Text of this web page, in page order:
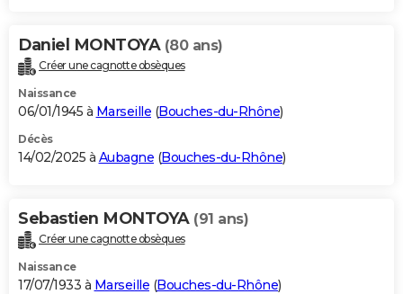
Daniel MONTOYA (80 ans)
Créer une cagnotte obsèques
Naissance
06/01/1945 à Marseille (Bouches-du-Rhône)
Décès
14/02/2025 à Aubagne (Bouches-du-Rhône)
Sebastien MONTOYA (91 ans)
Créer une cagnotte obsèques
Naissance
17/07/1933 à Marseille (Bouches-du-Rhône)